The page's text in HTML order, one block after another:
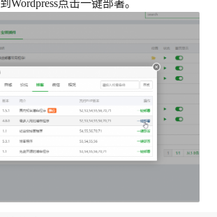
Wordpress点击一键部署。